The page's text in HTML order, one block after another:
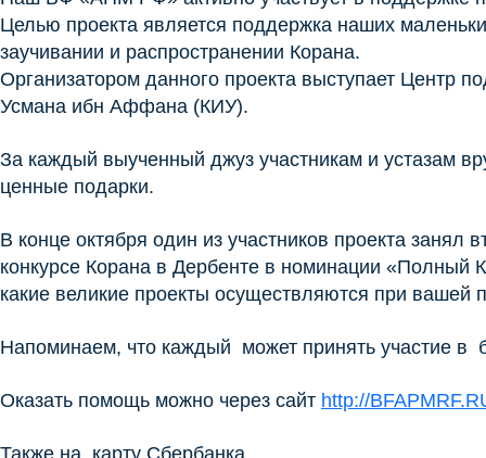
Целью проекта является поддержка наших
заучивании и распространении Корана.
Организатором данного проекта выступает Центр
Усмана ибн Аффана (КИУ).
За каждый выученный джуз участникам и устазам
ценные подарки.
В конце октября один из участников проекта занял
конкурсе Корана в Дербенте в номинации
какие великие проекты осуществляются при вашей
Напоминаем, что каждый может принять участие в
Оказать помощь можно через сайт http://
Также на карту Сбербанка